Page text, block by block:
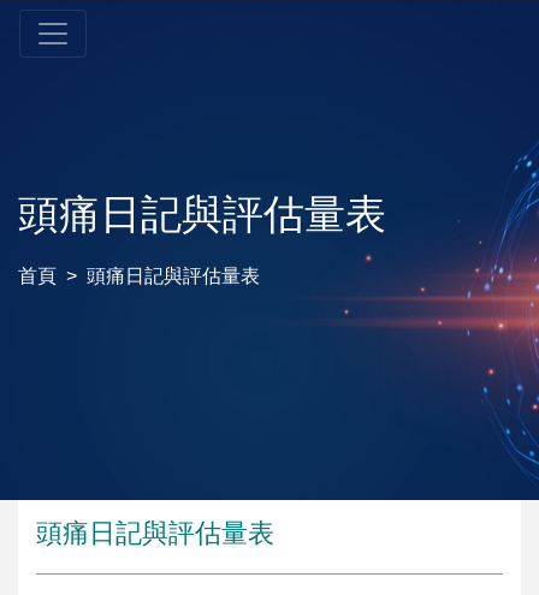
頭痛日記與評估量表
首頁 頭痛日記與評估量表
頭痛日記與評估量表